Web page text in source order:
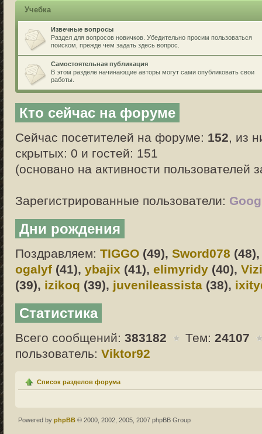
Учебка
Извечные вопросы
Раздел для вопросов новичков. Убедительно просим пользоваться
поиском, прежде чем задать здесь вопрос.
Самостоятельная публикация
В этом разделе начинающие авторы могут сами опубликовать свои
работы.
Кто сейчас на форуме
Сейчас посетителей на форуме: 152, из
скрытых: 0 и гостей: 151
(основано на активности пользователей
Зарегистрированные пользователи:
Дни рождения
Поздравляем: TIGGO (49), Sword078
ogalyf (41), ybajix (41), elimyridy (40),
(39), izikoq (39), juvenileassista (38),
Статистика
Всего сообщений: 383182 Тем: 24107
пользователь: Viktor92
Список разделов форума
Powered by phpBB © 2000, 2002, 2005, 2007 phpBB Group